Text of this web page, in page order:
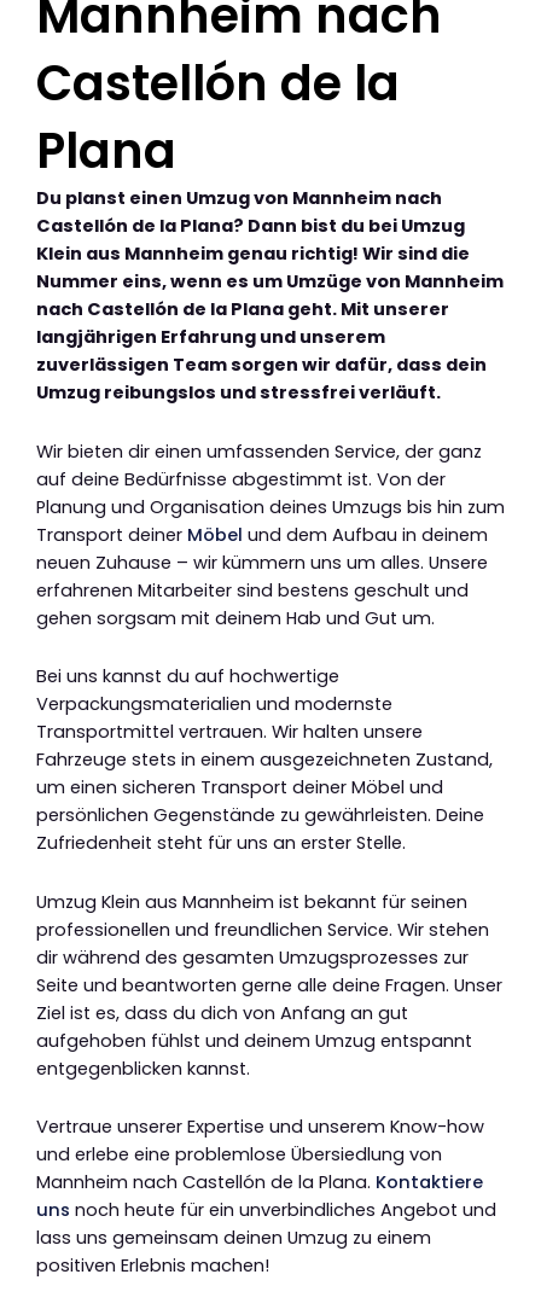
Mannheim nach
Castellón de la
Plana
Du planst einen Umzug von Mannheim nach
Castellón de la Plana? Dann bist du bei Umzug
Klein aus Mannheim genau richtig! Wir sind die
Nummer eins, wenn es um Umzüge von Mannheim
nach Castellón de la Plana geht. Mit unserer
langjährigen Erfahrung und unserem
zuverlässigen Team sorgen wir dafür, dass dein
Umzug reibungslos und stressfrei verläuft.
Wir bieten dir einen umfassenden Service, der ganz
auf deine Bedürfnisse abgestimmt ist. Von der
Planung und Organisation deines Umzugs bis hin zum
Transport deiner Möbel und dem Aufbau in deinem
neuen Zuhause – wir kümmern uns um alles. Unsere
erfahrenen Mitarbeiter sind bestens geschult und
gehen sorgsam mit deinem Hab und Gut um.
Bei uns kannst du auf hochwertige
Verpackungsmaterialien und modernste
Transportmittel vertrauen. Wir halten unsere
Fahrzeuge stets in einem ausgezeichneten Zustand,
um einen sicheren Transport deiner Möbel und
persönlichen Gegenstände zu gewährleisten. Deine
Zufriedenheit steht für uns an erster Stelle.
Umzug Klein aus Mannheim ist bekannt für seinen
professionellen und freundlichen Service. Wir stehen
dir während des gesamten Umzugsprozesses zur
Seite und beantworten gerne alle deine Fragen. Unser
Ziel ist es, dass du dich von Anfang an gut
aufgehoben fühlst und deinem Umzug entspannt
entgegenblicken kannst.
Vertraue unserer Expertise und unserem Know-how
und erlebe eine problemlose Übersiedlung von
Mannheim nach Castellón de la Plana. Kontaktiere
uns noch heute für ein unverbindliches Angebot und
lass uns gemeinsam deinen Umzug zu einem
positiven Erlebnis machen!